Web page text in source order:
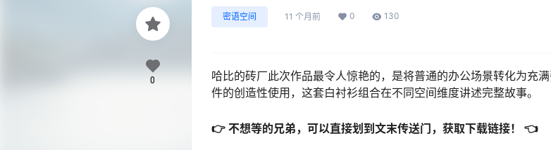
密语空间 11 个月前 0 130
哈比的砖厂此次作品最令人惊艳的，是将普通的办公场景转化为充
件的创造性使用，这套白衬衫组合在不同空间维度讲述完整故事。
👉 不想等的兄弟，可以直接划到文末传送门，获取下载链接！ 👈
0